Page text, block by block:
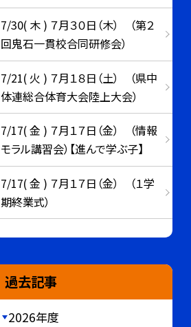
7/30( 木 ) ７月３０日（木） （第２
回鬼石一貫校合同研修会）
7/21( 火 ) ７月１８日（土） （県中
体連総合体育大会陸上大会）
7/17( 金 ) ７月１７日（金） （情報
モラル講習会）【進んで学ぶ子】
7/17( 金 ) ７月１７日（金） （１学
期終業式）
過去記事
2026年度